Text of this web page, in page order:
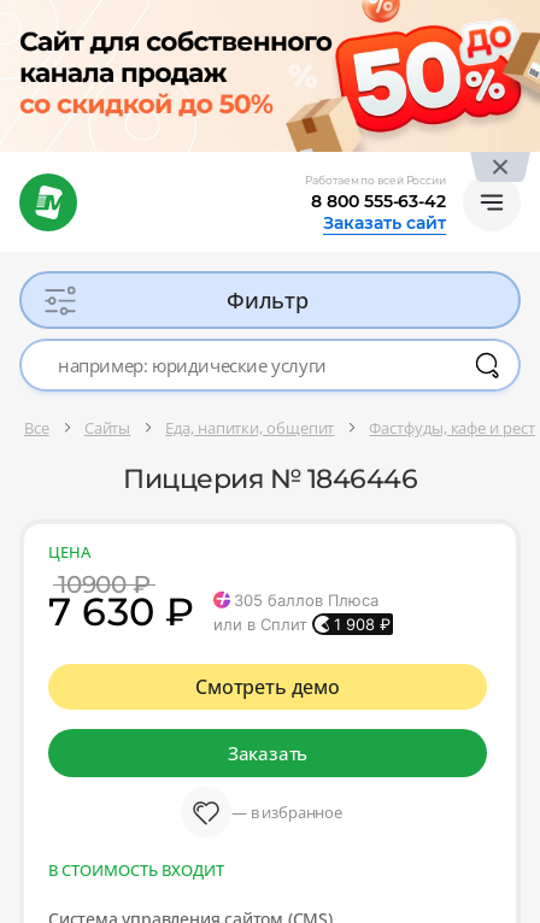
Работаем по всей России
8 800 555-63-42
Заказать сайт
Фильтр
Все Сайты Еда, напитки, общепит Фастфуды, кафе и
Пиццерия № 1846446
ЦЕНА
10900 ₽
7 630 ₽ 305 баллов Плюса
или в Сплит
1 908 ₽
Смотреть демо
Заказать
— в избранное
В СТОИМОСТЬ ВХОДИТ